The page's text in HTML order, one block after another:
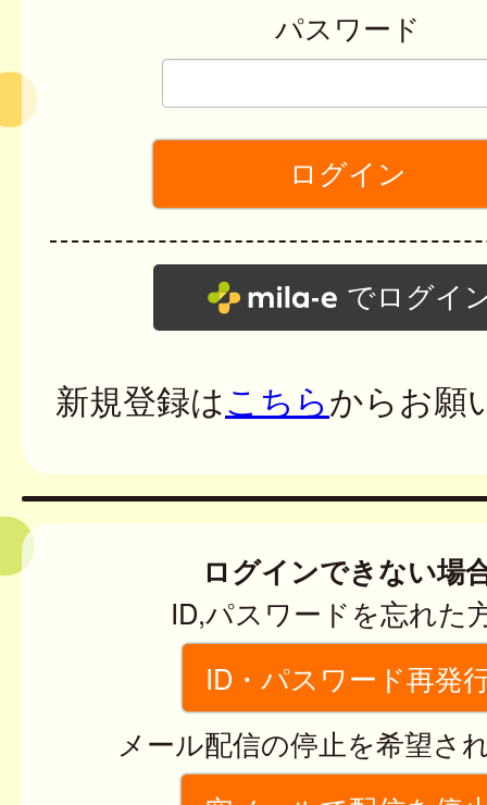
パスワード
でログイ
新規登録はこちらからお願
ログインできない場
ID,パスワードを忘れた
ID・パスワード再発
メール配信の停止を希望さ